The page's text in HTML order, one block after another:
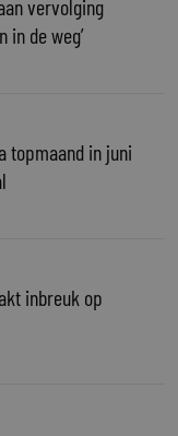
vervolging
de weg’
topmaand in juni
inbreuk op